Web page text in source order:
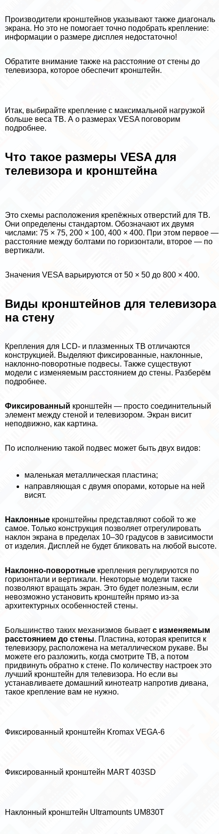
Производители кронштейнов указывают также диагональ
экрана. Но это не помогает точно подобрать крепление:
информации о размере дисплея недостаточно!
Обратите внимание также на расстояние от стены до
телевизора, которое обеспечит кронштейн.
Итак, выбирайте крепление с максимальной нагрузкой
больше веса ТВ. А о размерах VESA поговорим
подробнее.
Что такое размеры VESA для
телевизора и кронштейна
Это схемы расположения крепёжных отверстий для ТВ.
Они определены стандартом. Обозначают их двумя
числами: 75 × 75, 200 × 100, 400 × 400. При этом первое —
расстояние между болтами по горизонтали, второе — по
вертикали.
Значения VESA варьируются от 50 × 50 до 800 × 400.
Виды кронштейнов для телевизора
на стену
Крепления для LCD- и плазменных ТВ отличаются
конструкцией. Выделяют фиксированные, наклонные,
наклонно-поворотные подвесы. Также существуют
модели с изменяемым расстоянием до стены. Разберём
подробнее.
Фиксированный кронштейн — просто соединительный
элемент между стеной и телевизором. Экран висит
неподвижно, как картина.
По исполнению такой подвес может быть двух видов:
маленькая металлическая пластина;
направляющая с двумя опорами, которые на ней
висят.
Наклонные кронштейны представляют собой то же
самое. Только конструкция позволяет отрегулировать
наклон экрана в пределах 10–30 градусов в зависимости
от изделия. Дисплей не будет бликовать на любой высоте.
Наклонно-поворотные крепления регулируются по
горизонтали и вертикали. Некоторые модели также
позволяют вращать экран. Это будет полезным, если
невозможно установить кронштейн прямо из-за
архитектурных особенностей стены.
Большинство таких механизмов бывает с изменяемым
расстоянием до стены. Пластина, которая крепится к
телевизору, расположена на металлическом рукаве. Вы
можете его разложить, когда смотрите ТВ, а потом
придвинуть обратно к стене. По количеству настроек это
лучший кронштейн для телевизора. Но если вы
устанавливаете домашний кинотеатр напротив дивана,
такое крепление вам не нужно.
Фиксированный кронштейн Kromax VEGA-6
Фиксированный кронштейн MART 403SD
Наклонный кронштейн Ultramounts UM830T